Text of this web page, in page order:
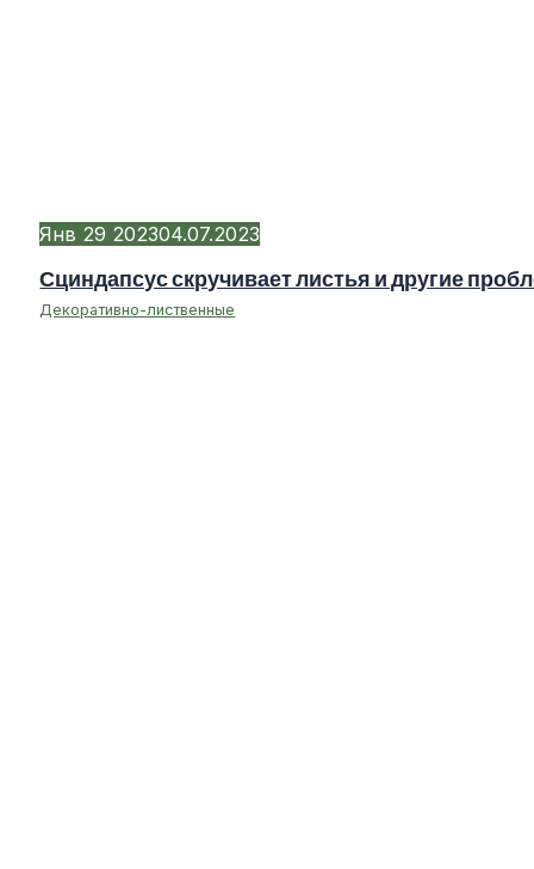
Янв 29 202304.07.2023
Сциндапсус скручивает листья и другие
Декоративно-лиственные